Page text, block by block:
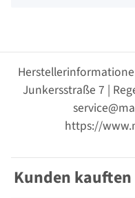
Junkersstraße 7 |
https://
Kunden